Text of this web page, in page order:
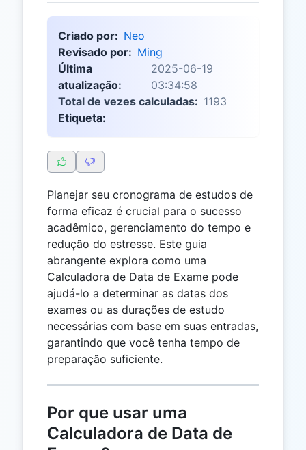
Criado por: Neo
Revisado por: Ming
Última
atualização:
2025-06-19
03:34:58
Total de vezes calculadas: 1193
Etiqueta:
Planejar seu cronograma de estudos de
forma eficaz é crucial para o sucesso
acadêmico, gerenciamento do tempo e
redução do estresse. Este guia
abrangente explora como uma
Calculadora de Data de Exame pode
ajudá-lo a determinar as datas dos
exames ou as durações de estudo
necessárias com base em suas entradas,
garantindo que você tenha tempo de
preparação suficiente.
Por que usar uma
Calculadora de Data de